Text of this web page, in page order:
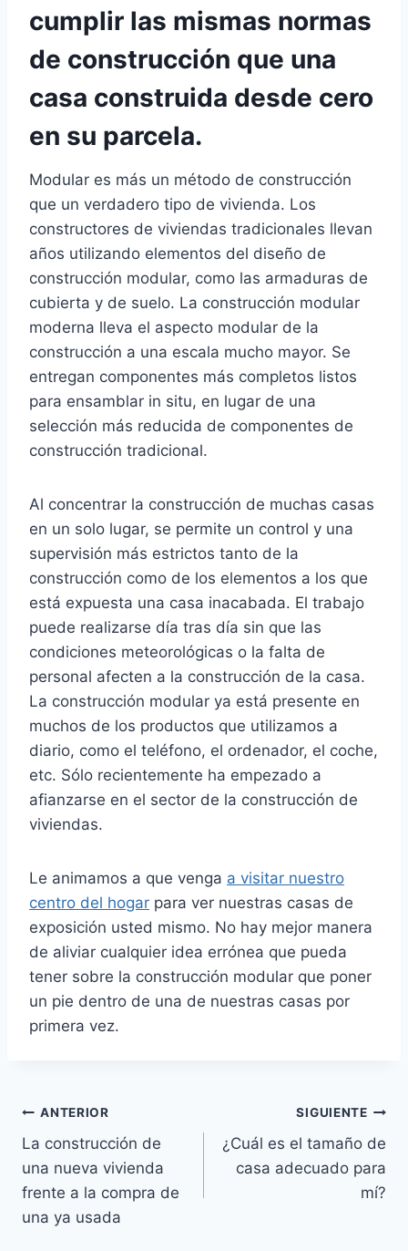
cumplir las mismas normas
de construcción que una
casa construida desde cero
en su parcela.
Modular es más un método de construcción
que un verdadero tipo de vivienda. Los
constructores de viviendas tradicionales llevan
años utilizando elementos del diseño de
construcción modular, como las armaduras de
cubierta y de suelo. La construcción modular
moderna lleva el aspecto modular de la
construcción a una escala mucho mayor. Se
entregan componentes más completos listos
para ensamblar in situ, en lugar de una
selección más reducida de componentes de
construcción tradicional.
Al concentrar la construcción de muchas casas
en un solo lugar, se permite un control y una
supervisión más estrictos tanto de la
construcción como de los elementos a los que
está expuesta una casa inacabada. El trabajo
puede realizarse día tras día sin que las
condiciones meteorológicas o la falta de
personal afecten a la construcción de la casa.
La construcción modular ya está presente en
muchos de los productos que utilizamos a
diario, como el teléfono, el ordenador, el coche,
etc. Sólo recientemente ha empezado a
afianzarse en el sector de la construcción de
viviendas.
Le animamos a que venga a visitar nuestro
centro del hogar para ver nuestras casas de
exposición usted mismo. No hay mejor manera
de aliviar cualquier idea errónea que pueda
tener sobre la construcción modular que poner
un pie dentro de una de nuestras casas por
primera vez.
Navegación
posterior
ANTERIOR
La construcción de
una nueva vivienda
frente a la compra de
una ya usada
SIGUIENTE
¿Cuál es el tamaño de
casa adecuado para
mí?